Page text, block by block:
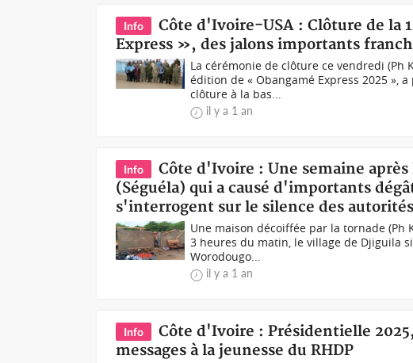
Info
Côte d'Ivoire-USA : Clôture de la
Express », des jalons importants
La cérémonie de clôture ce vendredi (Ph
édition de « Obangamé Express 2025 »,
clôture à la bas...
il y a 1 an
Info
Côte d'Ivoire : Une semaine
(Séguéla) qui a causé d'importants
s'interrogent sur le silence des autorités
Une maison décoiffée par la tornade (Ph
3 heures du matin, le village de Djiguila
Worodougo...
il y a 1 an
Info
Côte d'Ivoire : Présidentielle
messages à la jeunesse du RHDP